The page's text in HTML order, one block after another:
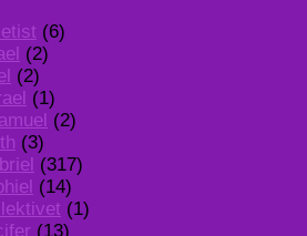
(6)
(2)
(2)
(1)
(2)
(3)
(317)
(14)
(1)
(13)